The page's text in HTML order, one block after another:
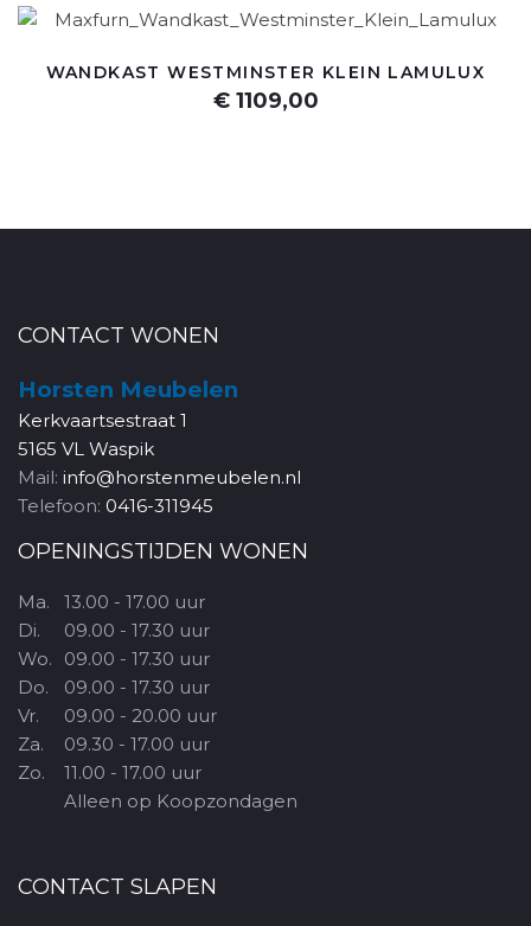
WANDKAST WESTMINSTER KLEIN LAMULUX
€ 1109,00
CONTACT WONEN
Horsten Meubelen
Kerkvaartsestraat 1
5165 VL Waspik
Mail: info@horstenmeubelen.nl
Telefoon: 0416-311945
OPENINGSTIJDEN WONEN
Ma.
Di.
Wo.
Do.
Vr.
Za.
Zo.
13.00 - 17.00 uur
09.00 - 17.30 uur
09.00 - 17.30 uur
09.00 - 17.30 uur
09.00 - 20.00 uur
09.30 - 17.00 uur
11.00 - 17.00 uur
Alleen op Koopzondagen
CONTACT SLAPEN